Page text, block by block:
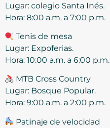
Lugar: colegio Santa Inés.
Hora: 8:00 a.m. a 7:00 p.m.
Tenis de mesa
Lugar: Expoferias.
Hora: 10:00 a.m. a 6:00 p.m.
MTB Cross Country
Lugar: Bosque Popular.
Hora: 9:00 a.m. a 2:00 p.m.
Patinaje de velocidad